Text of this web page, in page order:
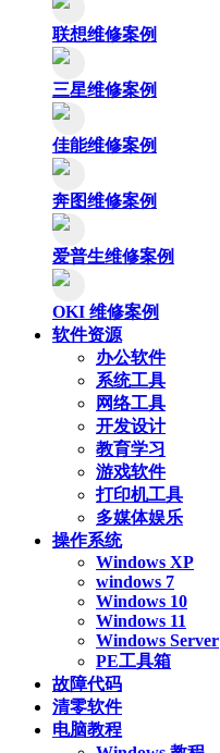
联想维修案例
三星维修案例
佳能维修案例
奔图维修案例
爱普生维修案例
OKI 维修案例
软件资源
办公软件
系统工具
网络工具
开发设计
教育学习
游戏软件
打印机工具
多媒体娱乐
操作系统
Windows XP
windows 7
Windows 10
Windows 11
Windows Server
PE工具箱
故障代码
清零软件
电脑教程